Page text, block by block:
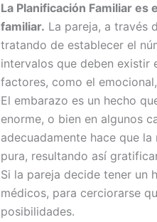
La Planificación Familiar es
familiar. La pareja, a través
tratando de establecer el
intervalos que deben existir
factores, como el
El embarazo es un hecho
enorme, o bien en algunos
adecuadamente hace que
pura, resultando así
Si la pareja decide tener un
médicos, para cerciorarse
posibilidades.